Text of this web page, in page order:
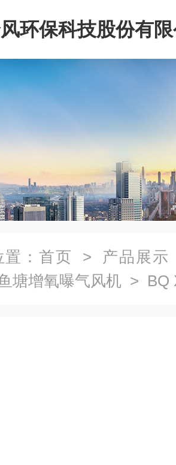
环保科技股份有
： 首页 > 产品展示
塘增氧曝气风机 > BQ